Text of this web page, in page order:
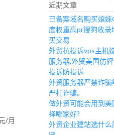
/月
近期文章
已备案域名购买婠
度权重高pr搜狗收录
买交易
外贸抗投诉vps主机
服务器,外贸美国仿
投诉防投诉
外贸服务器严禁诈
严打诈骗。
做外贸可能会用到
择哪家好?
外贸企业建站选什